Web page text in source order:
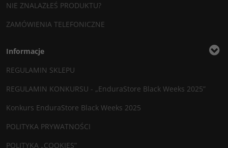
NIE ZNALAZŁEŚ PRODUKTU?
ZAMÓWIENIA TELEFONICZNE
Informacje
REGULAMIN SKLEPU
REGULAMIN KONKURSU - „EnduraStore Black Weeks 2025”
Konkurs EnduraStore Black Weeks 2025
POLITYKA PRYWATNOŚCI
POLITYKA „COOKIES”